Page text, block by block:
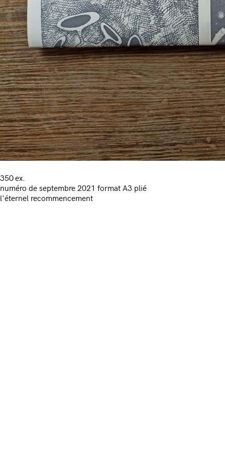
350 ex.
numéro de septembre 2021 format A3 plié
l'éternel recommencement